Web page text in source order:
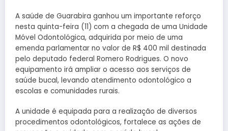
A saúde de Guarabira ganhou um importante reforço
nesta quinta-feira (11) com a chegada de uma Unidade
Móvel Odontológica, adquirida por meio de uma
emenda parlamentar no valor de R$ 400 mil destinada
pelo deputado federal Romero Rodrigues. O novo
equipamento irá ampliar o acesso aos serviços de
saúde bucal, levando atendimento odontológico a
escolas e comunidades rurais.
A unidade é equipada para a realização de diversos
procedimentos odontológicos, fortalece as ações de